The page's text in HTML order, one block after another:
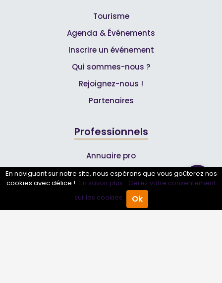
Annuaire Pro Agenda
Tourisme
Agenda & Événements
Inscrire un événement
Qui sommes-nous ?
Rejoignez-nous !
Partenaires
Professionnels
Annuaire pro
Inscrire mon entreprise
Les Abonnements Pros
En naviguant sur notre site, nous espérons que vous goûterez nos
cookies avec délice ! En savoir plus. Gérez votre consentement
sur les cookies.
Ok